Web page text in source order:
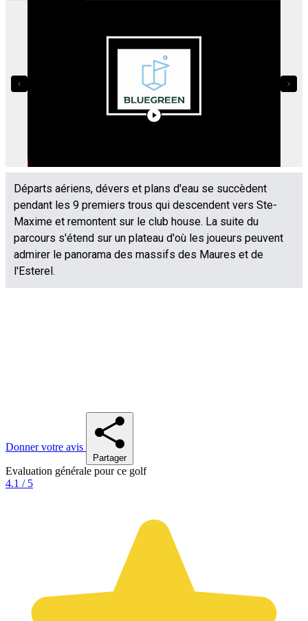
Donner votre avis
Partager
Evaluation générale pour ce golf
4.1 / 5